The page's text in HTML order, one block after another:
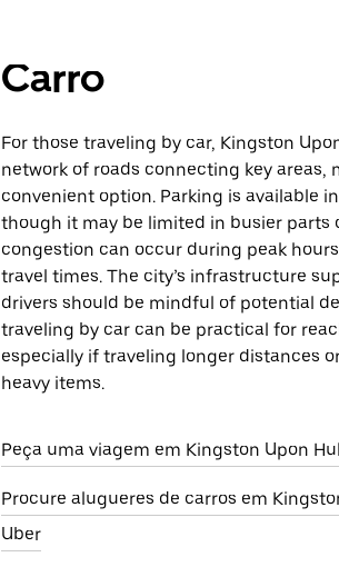
Carro
For those traveling by car, Kingston
network of roads connecting key areas,
convenient option. Parking is available
though it may be limited in busier parts
congestion can occur during peak
travel times. The city’s infrastructure
drivers should be mindful of potential
traveling by car can be practical for
especially if traveling longer distances
heavy items.
Peça uma viagem em Kingston Upon
Procure alugueres de carros em
Uber